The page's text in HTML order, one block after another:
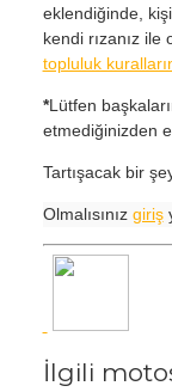
eklendiğinde,
kendi rızanız
topluluk
*Lütfen
etmediğinizden
Tartışacak bir
Olmalısınız giriş
İlgili